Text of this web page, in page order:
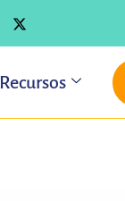
Recursos